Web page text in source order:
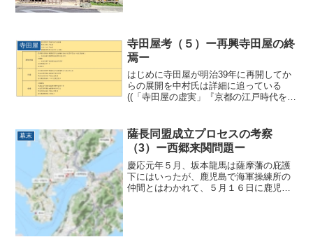
事件の舞...
寺田屋
寺田屋考（５）ー再興寺田屋の終
焉ー
はじめに寺田屋が明治39年に再開してか
らの展開を中村氏は詳細に追っている
((「寺田屋の虚実」『京都の江戸時代をあ
（以下台帳）、移記閉鎖簿冊（以下簿
冊）が基本の資料で...
幕末
薩長同盟成立プロセスの考察
（3）ー西郷来関問題ー
慶応元年５月、坂本龍馬は薩摩藩の庇護
下にはいったが、鹿児島で海軍操練所の
仲間とはわかれて、５月１６日に鹿児島